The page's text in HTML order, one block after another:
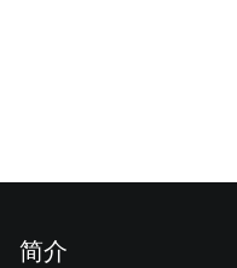
简介